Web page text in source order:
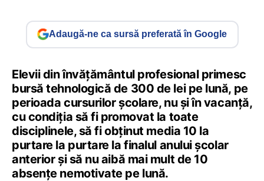
Adaugă-ne ca sursă preferată în Google
Elevii din învățământul profesional primesc
bursă tehnologică de 300 de lei pe lună, pe
perioada cursurilor școlare, nu și în vacanță,
cu condiția să fi promovat la toate
disciplinele, să fi obținut media 10 la
purtare la purtare la finalul anului școlar
anterior și să nu aibă mai mult de 10
absențe nemotivate pe lună.